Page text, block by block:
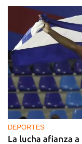
DEPORTES
La lucha afianza